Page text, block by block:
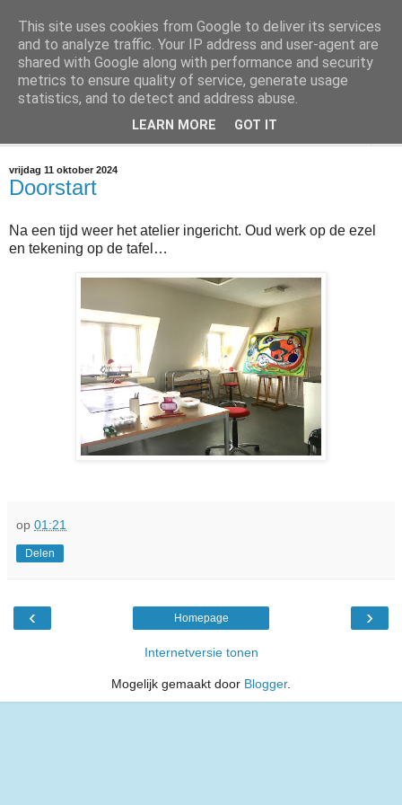
@marc_otte archive*
If you have nothing to do, don't do it here.
vrijdag 11 oktober 2024
Doorstart
Na een tijd weer het atelier ingericht. Oud werk op de ezel
en tekening op de tafel…
op 01:21
Delen
‹ ›
Homepage
Internetversie tonen
Mogelijk gemaakt door Blogger.
This site uses cookies from Google to deliver its services
and to analyze traffic. Your IP address and user-agent are
shared with Google along with performance and security
metrics to ensure quality of service, generate usage
statistics, and to detect and address abuse.
LEARN MORE GOT IT